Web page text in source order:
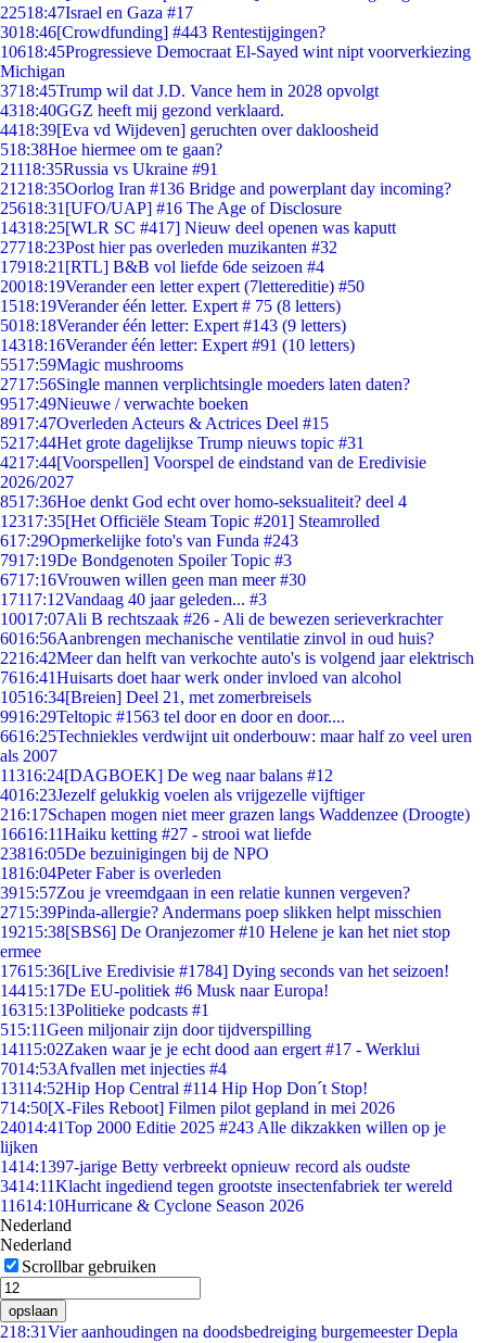
22518:47Israel en Gaza #17
3018:46[Crowdfunding] #443 Rentestijgingen?
10618:45Progressieve Democraat El-Sayed wint nipt voorverkiezing
Michigan
3718:45Trump wil dat J.D. Vance hem in 2028 opvolgt
4318:40GGZ heeft mij gezond verklaard.
4418:39[Eva vd Wijdeven] geruchten over dakloosheid
518:38Hoe hiermee om te gaan?
21118:35Russia vs Ukraine #91
21218:35Oorlog Iran #136 Bridge and powerplant day incoming?
25618:31 [UFO/UAP] #16 The Age of Disclosure
14318:25[WLR SC #417] Nieuw deel openen was kaputt
27718:23Post hier pas overleden muzikanten #32
17918:21 [RTL] B&B vol liefde 6de seizoen #4
20018:19Verander een letter expert (7lettereditie) #50
1518:19Verander één letter. Expert # 75 (8 letters)
5018:18Verander één letter: Expert #143 (9 letters)
14318:16Verander één letter: Expert #91 (10 letters)
5517:59Magic mushrooms
2717:56Single mannen verplichtsingle moeders laten daten?
9517:49Nieuwe / verwachte boeken
8917:47Overleden Acteurs & Actrices Deel #15
5217:44Het grote dagelijkse Trump nieuws topic #31
4217:44[Voorspellen] Voorspel de eindstand van de Eredivisie
2026/2027
8517:36Hoe denkt God echt over homo-seksualiteit? deel 4
12317:35[Het Officiële Steam Topic #201] Steamrolled
617:29Opmerkelijke foto's van Funda #243
7917:19De Bondgenoten Spoiler Topic #3
6717:16Vrouwen willen geen man meer #30
17117:12Vandaag 40 jaar geleden... #3
10017:07Ali B rechtszaak #26 - Ali de bewezen serieverkrachter
6016:56Aanbrengen mechanische ventilatie zinvol in oud huis?
2216:42Meer dan helft van verkochte auto's is volgend jaar elektrisch
7616:41Huisarts doet haar werk onder invloed van alcohol
10516:34[Breien] Deel 21, met zomerbreisels
9916:29Teltopic #1563 tel door en door en door....
6616:25Techniekles verdwijnt uit onderbouw: maar half zo veel uren
als 2007
11316:24[DAGBOEK] De weg naar balans #12
4016:23Jezelf gelukkig voelen als vrijgezelle vijftiger
216:17Schapen mogen niet meer grazen langs Waddenzee (Droogte)
16616:11Haiku ketting #27 - strooi wat liefde
23816:05De bezuinigingen bij de NPO
1816:04Peter Faber is overleden
3915:57Zou je vreemdgaan in een relatie kunnen vergeven?
2715:39Pinda-allergie? Andermans poep slikken helpt misschien
19215:38[SBS6] De Oranjezomer #10 Helene je kan het niet stop
ermee
17615:36[Live Eredivisie #1784] Dying seconds van het seizoen!
14415:17De EU-politiek #6 Musk naar Europa!
16315:13Politieke podcasts #1
515:11Geen miljonair zijn door tijdverspilling
14115:02Zaken waar je je echt dood aan ergert #17 - Werklui
7014:53Afvallen met injecties #4
13114:52Hip Hop Central #114 Hip Hop Don´t Stop!
714:50[X-Files Reboot] Filmen pilot gepland in mei 2026
24014:41Top 2000 Editie 2025 #243 Alle dikzakken willen op je
lijken
1414:1397-jarige Betty verbreekt opnieuw record als oudste
3414:11Klacht ingediend tegen grootste insectenfabriek ter wereld
11614:10Hurricane & Cyclone Season 2026
Nederland
Nederland
Scrollbar gebruiken
opslaan
218:31Vier aanhoudingen na doodsbedreiging burgemeester Depla